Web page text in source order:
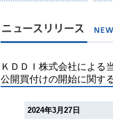
ＫＤＤＩ株式会社による
公開買付けの開始に関す
2024年3月27日